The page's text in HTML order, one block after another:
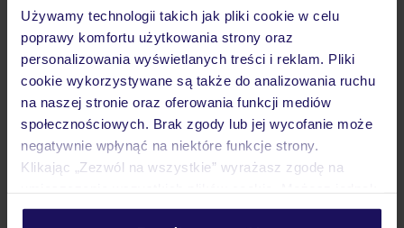
Używamy technologii takich jak pliki cookie w celu
poprawy komfortu użytkowania strony oraz
personalizowania wyświetlanych treści i reklam. Pliki
cookie wykorzystywane są także do analizowania ruchu
na naszej stronie oraz oferowania funkcji mediów
społecznościowych. Brak zgody lub jej wycofanie może
negatywnie wpłynąć na niektóre funkcje strony.
Klikając „Zezwól na wszystkie” wyrażasz zgodę na
personalizować swój wybór wchodząc w zakładkę
Hotel
Pokoje
Wyżywienie